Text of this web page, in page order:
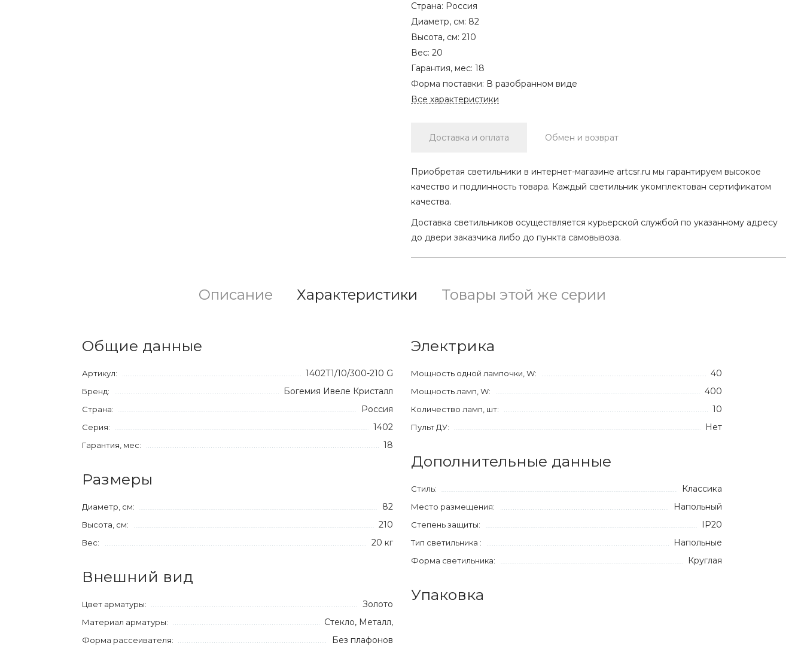
Страна: Россия
Диаметр, см: 82
Высота, см: 210
Вес: 20
Гарантия, мес: 18
Форма поставки: В разобранном виде
Все характеристики
Доставка и оплата Обмен и возврат
Приобретая светильники в интернет-магазине artcsr.ru мы гарантируем высокое
качество и подлинность товара. Каждый светильник укомплектован сертификатом
качества.
Доставка светильников осуществляется курьерской службой по указанному адресу
до двери заказчика либо до пункта самовывоза.
Описание Характеристики Товары этой же серии
Общие данные
Артикул: 1402T1/10/300-210 G
Бренд: Богемия Ивеле Кристалл
Страна: Россия
Серия: 1402
Гарантия, мес: 18
Размеры
Диаметр, см: 82
Высота, см: 210
Вес: 20 кг
Внешний вид
Цвет арматуры: Золото
Материал арматуры: Стекло, Металл,
Форма рассеивателя: Без плафонов
Электрика
Мощность одной лампочки, W: 40
Мощность ламп, W: 400
Количество ламп, шт: 10
Пульт ДУ: Нет
Дополнительные данные
Стиль: Классика
Место размещения: Напольный
Степень защиты: IP20
Тип светильника : Напольные
Форма светильника: Круглая
Упаковка